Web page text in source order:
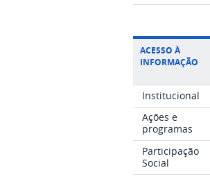
ACESSO À
INFORMAÇÃO
Institucional
Ações e
programas
Participação
Social